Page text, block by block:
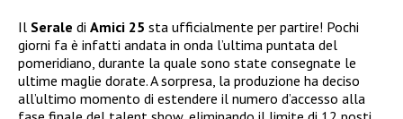
Il Serale di Amici 25 sta ufficialmente per partire! Pochi
giorni fa è infatti andata in onda l’ultima puntata del
pomeridiano, durante la quale sono state consegnate le
ultime maglie dorate. A sorpresa, la produzione ha deciso
all’ultimo momento di estendere il numero d’accesso alla